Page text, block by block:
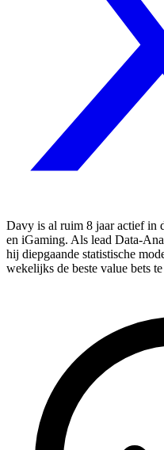
Davy is al ruim 8 jaar actief in
en iGaming. Als lead Data-
hij diepgaande statistische
wekelijks de beste value bets